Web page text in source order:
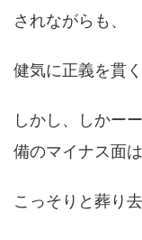
されながらも、
健気に正義を貫
しかし、しかー
備のマイナス面は
こっそりと葬り